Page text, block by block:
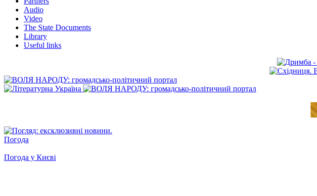
Audio
Video
The State Documents
Library
Useful links
Погода
Погода у Києві